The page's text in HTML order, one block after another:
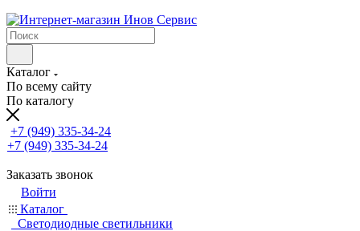
Каталог
По всему сайту
По каталогу
+7 (949) 335-34-24
+7 (949) 335-34-24
Заказать звонок
Войти
Каталог
Светодиодные светильники